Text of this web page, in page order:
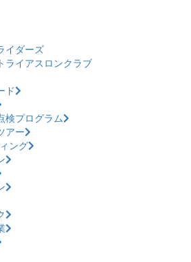
イダーズ
ライアスロンクラブ
ド
検プログラム
アー
ング